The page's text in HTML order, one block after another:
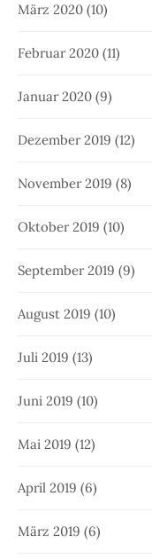
März 2020 (10)
Februar 2020 (11)
Januar 2020 (9)
Dezember 2019 (12)
November 2019 (8)
Oktober 2019 (10)
September 2019 (9)
August 2019 (10)
Juli 2019 (13)
Juni 2019 (10)
Mai 2019 (12)
April 2019 (6)
März 2019 (6)